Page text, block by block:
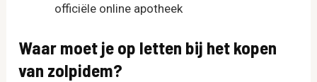
officiële online apotheek
Waar moet je op letten bij het kopen
van zolpidem?